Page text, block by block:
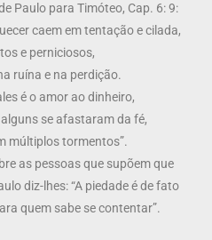
Paulo para Timóteo, Cap. 6: 9:
caem em tentação e cilada,
e perniciosos,
ruína e na perdição.
é o amor ao dinheiro,
se afastaram da fé,
múltiplos tormentos”.
as pessoas que supõem que
diz-lhes: “A piedade é de fato
quem sabe se contentar”.